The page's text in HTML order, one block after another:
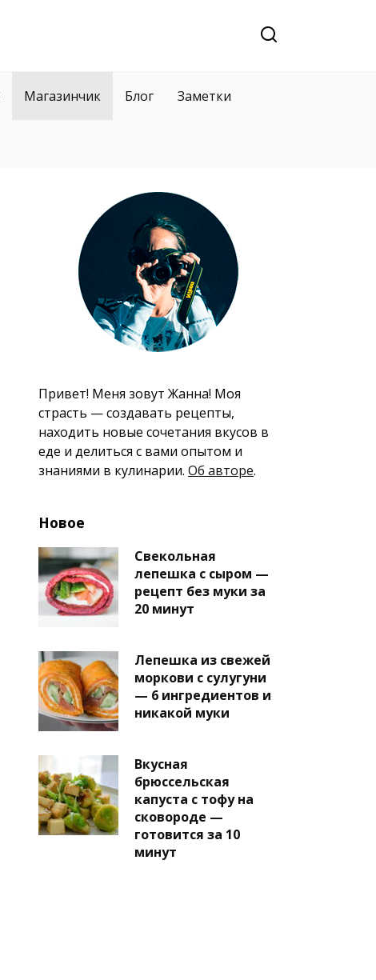
Магазинчик Блог Заметки
Привет! Меня зовут Жанна! Моя
страсть — создавать рецепты,
находить новые сочетания вкусов в
еде и делиться с вами опытом и
знаниями в кулинарии. Об авторе.
Новое
Свекольная
лепешка с сыром —
рецепт без муки за
20 минут
Лепешка из свежей
моркови с сулугуни
— 6 ингредиентов и
никакой муки
Вкусная
брюссельская
капуста с тофу на
сковороде —
готовится за 10
минут